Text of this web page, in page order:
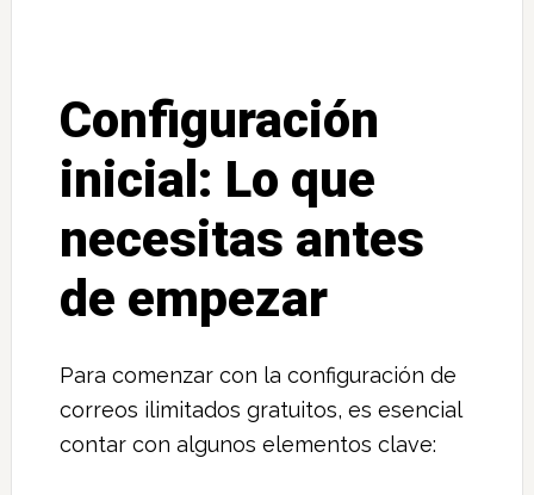
Configuración
inicial: Lo que
necesitas antes
de empezar
Para comenzar con la configuración de
correos ilimitados gratuitos, es esencial
contar con algunos elementos clave: